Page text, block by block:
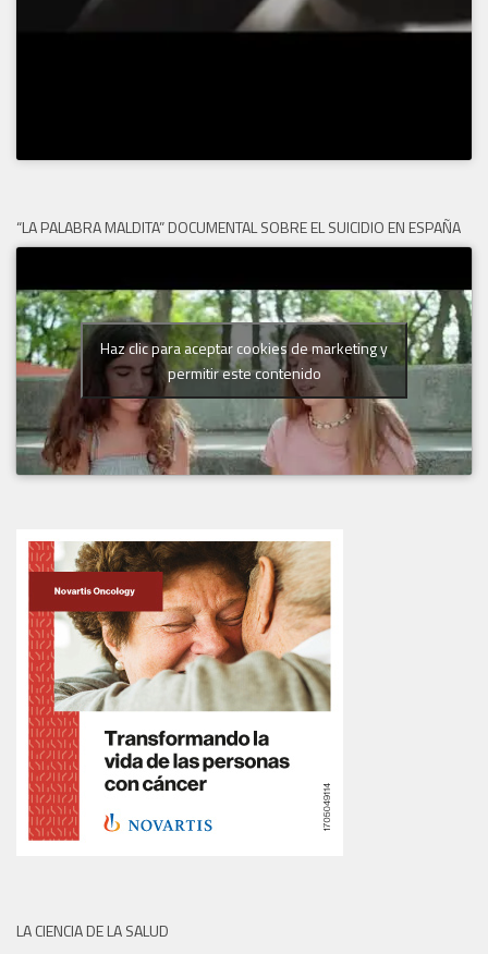
“LA PALABRA MALDITA” DOCUMENTAL SOBRE EL SUICIDIO EN ESPAÑA
Haz clic para aceptar cookies de marketing y
permitir este contenido
LA CIENCIA DE LA SALUD